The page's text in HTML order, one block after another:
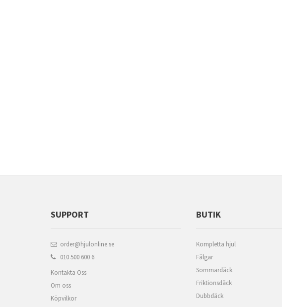
SUPPORT
order@hjulonline.se
010 500 600 6
Kontakta Oss
Om oss
Köpvilkor
BUTIK
Kompletta hjul
Fälgar
Sommardäck
Friktionsdäck
Dubbdäck